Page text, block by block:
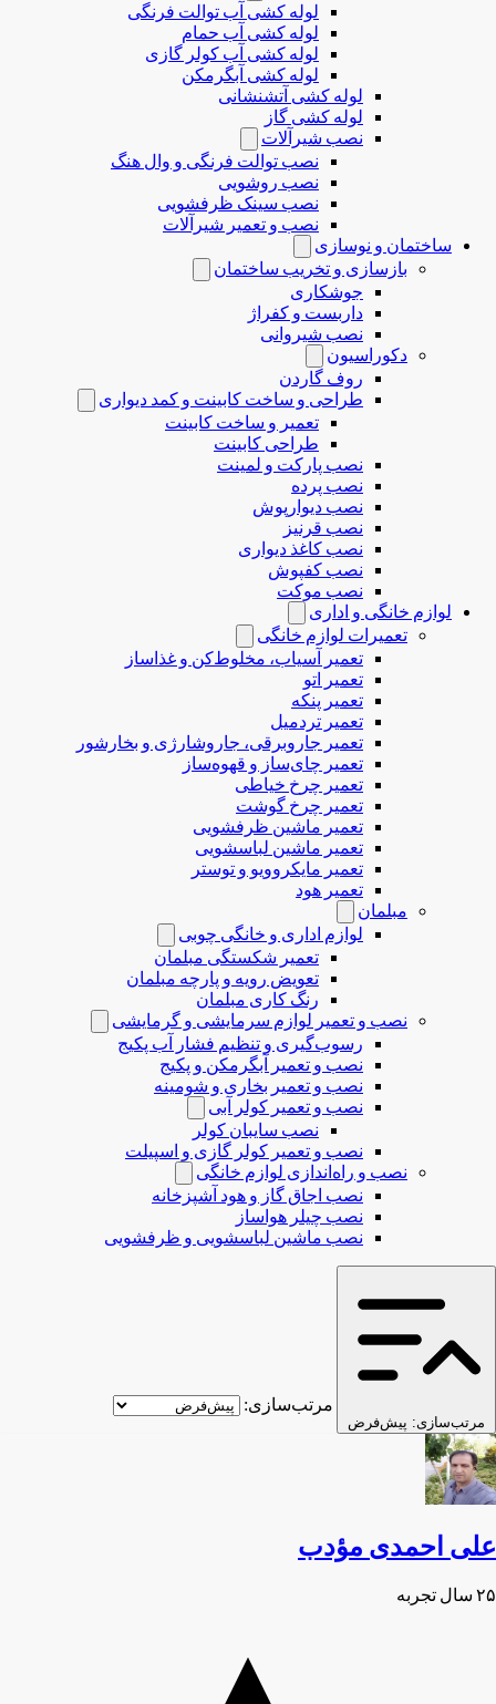
لوله کشی آب توالت فرنگی
لوله کشی آب حمام
لوله کشی آب کولر گازی
لوله کشی آبگرمکن
لوله کشی آتشنشانی
لوله کشی گاز
نصب شیرآلات
نصب توالت فرنگی و وال هنگ
نصب روشویی
نصب سینک ظرفشویی
نصب و تعمیر شیرآلات
ساختمان و نوسازی
بازسازی و تخریب ساختمان
جوشکاری
داربست و کفراژ
نصب شیروانی
دکوراسیون
روف گاردن
طراحی و ساخت کابینت و کمد دیواری
تعمیر و ساخت کابینت
طراحی کابینت
نصب پارکت و لمینت
نصب پرده
نصب دیوارپوش
نصب قرنیز
نصب کاغذ دیواری
نصب کفپوش
نصب موکت
لوازم خانگی و اداری
تعمیرات لوازم خانگی
تعمیر آسیاب، مخلوط‌کن و غذاساز
تعمیر اتو
تعمیر پنکه
تعمیر تردمیل
تعمیر جاروبرقی، جاروشارژی و بخارشور
تعمیر چای‌ساز و قهوه‌ساز
تعمیر چرخ خیاطی
تعمیر چرخ گوشت
تعمیر ماشین ظرفشویی
تعمیر ماشین لباسشویی
تعمیر مایکروویو و توستر
تعمیر هود
مبلمان
لوازم اداری و خانگی چوبی
تعمیر شکستگی مبلمان
تعویض رویه و پارچه مبلمان
رنگ کاری مبلمان
نصب و تعمیر لوازم سرمایشی و گرمایشی
رسوب‌گیری و تنظیم فشار آب پکیج
نصب و تعمیر آبگرمکن و پکیج
نصب و تعمیر بخاری و شومینه
نصب و تعمیر کولر آبی
نصب سایبان کولر
نصب و تعمیر کولر گازی و اسپیلت
نصب و راه‌اندازی لوازم خانگی
نصب اجاق گاز و هود آشپزخانه
نصب چیلر هواساز
نصب ماشین لباسشویی و ظرفشویی
مرتب‌سازی: پیش‌فرض
مرتب‌سازی:
علی احمدی مؤدب
۲۵ سال تجربه